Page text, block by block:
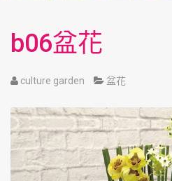
b06盆花
culture garden 盆花